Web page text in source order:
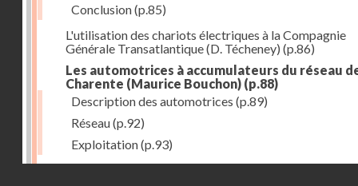
Conclusion(p.85)
L'utilisation des chariots électriques à la Compagnie
Générale Transatlantique (D. Técheney) (p.86)
Les automotrices à accumulateurs du réseau
Charente (Maurice Bouchon) (p.88)
Description des automotrices (p.89)
Réseau(p.92)
Exploitation(p.93)